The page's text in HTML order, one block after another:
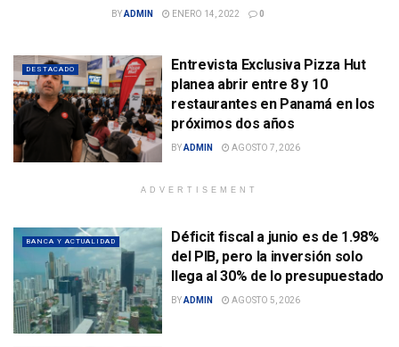
BYADMIN ENERO 14, 2022 0
DESTACADO
Entrevista Exclusiva Pizza Hut
planea abrir entre 8 y 10
restaurantes en Panamá en los
próximos dos años
BYADMIN AGOSTO 7, 2026
ADVERTISEMENT
BANCA Y ACTUALIDAD
Déficit fiscal a junio es de 1.98%
del PIB, pero la inversión solo
llega al 30% de lo presupuestado
BYADMIN AGOSTO 5, 2026